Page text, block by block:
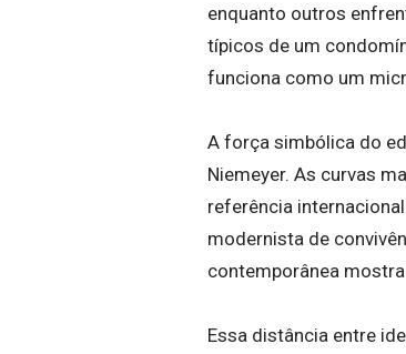
enquanto outros
típicos de um
funciona como um
A força simbólica do
Niemeyer. As curvas
referência
modernista de
contemporânea
Essa distância entre